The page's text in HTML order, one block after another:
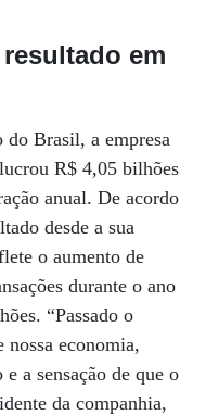
em
do Brasil, a empresa
R$ 4,05 bilhões
anual. De acordo
desde a sua
o aumento de
durante o ano
“Passado o
economia,
a sensação de que o
da companhia,